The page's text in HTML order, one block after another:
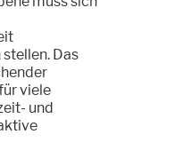
Das
viele
und